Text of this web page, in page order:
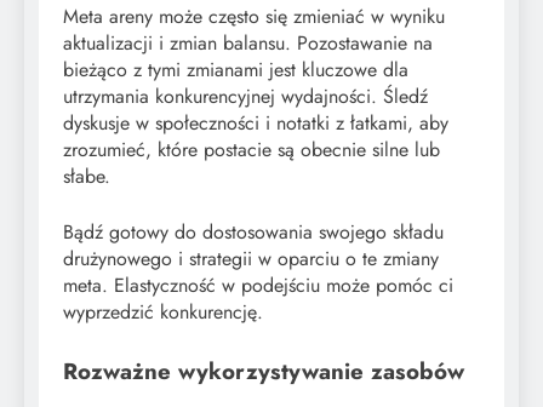
Meta areny może często się zmieniać w wyniku
aktualizacji i zmian balansu. Pozostawanie na
bieżąco z tymi zmianami jest kluczowe dla
utrzymania konkurencyjnej wydajności. Śledź
dyskusje w społeczności i notatki z łatkami, aby
zrozumieć, które postacie są obecnie silne lub
słabe.
Bądź gotowy do dostosowania swojego składu
drużynowego i strategii w oparciu o te zmiany
meta. Elastyczność w podejściu może pomóc ci
wyprzedzić konkurencję.
Rozważne wykorzystywanie zasobów